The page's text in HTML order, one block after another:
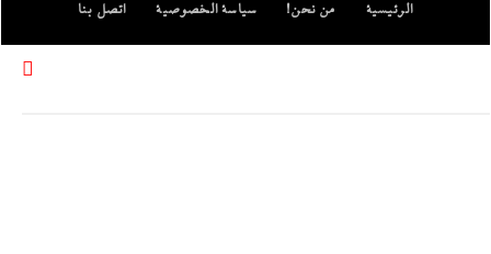
الرئيسية من نحن! سياسة الخصوصية اتصل بنا